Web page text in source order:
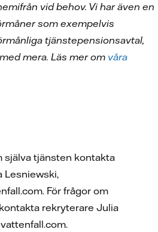
vid behov. Vi har även en
som exempelvis
tjänstepensionsavtal,
mera. Läs mer om våra
själva tjänsten kontakta
Lesniewski,
För frågor om
rekryterare Julia